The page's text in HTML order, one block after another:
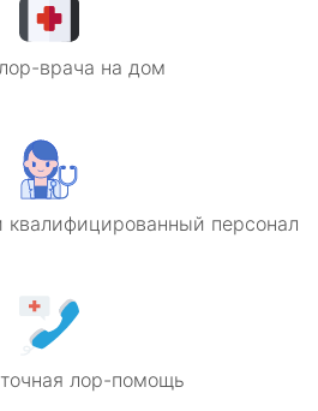
врача на дом
персонал
лор-помощь